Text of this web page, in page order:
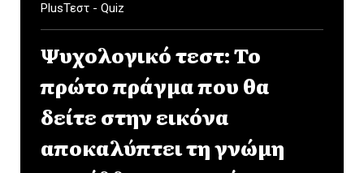
PlusΤεστ - Quiz
Ψυχολογικό τεστ: Το
πρώτο πράγμα που θα
δείτε στην εικόνα
αποκαλύπτει τη γνώμη